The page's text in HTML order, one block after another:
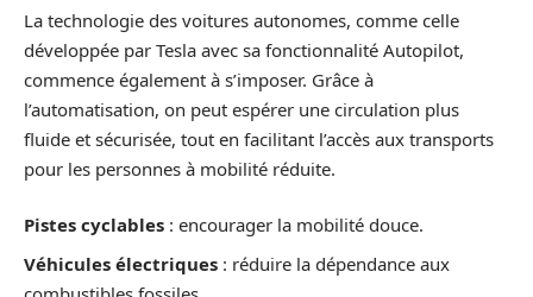
La technologie des voitures autonomes, comme celle
développée par Tesla avec sa fonctionnalité Autopilot,
commence également à s’imposer. Grâce à
l’automatisation, on peut espérer une circulation plus
fluide et sécurisée, tout en facilitant l’accès aux transports
pour les personnes à mobilité réduite.
Pistes cyclables : encourager la mobilité douce.
Véhicules électriques : réduire la dépendance aux